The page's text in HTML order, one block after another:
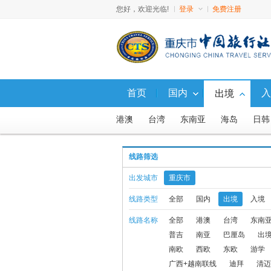
您好，欢迎光临! 登录 免费注册
首页 国内 出境
港澳 台湾 东南亚 海岛 日韩
出境夕阳红 柬埔寨 出境自由行
东北+俄罗斯联线 东北+朝鲜联线
长滩 斯里兰卡 出境自驾 天宁
颐路欢歌专列游轮专线 民丹岛 丽
线路筛选
出发城市 重庆市
线路类型 全部 国内 出境 入境
线路名称 全部 港澳 台湾
东南
普吉
南亚 巴厘岛
出
南欧
西欧 东欧
游学
广西+越南联线
迪拜 清迈